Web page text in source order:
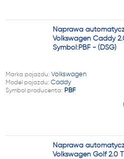
Naprawa
Volkswagen Caddy
Symbol:PBF - (DSG)
Marka pojazdu: Volkswagen
Model pojazdu: Caddy
Symbol producenta: PBF
Naprawa
Volkswagen Golf 2.0